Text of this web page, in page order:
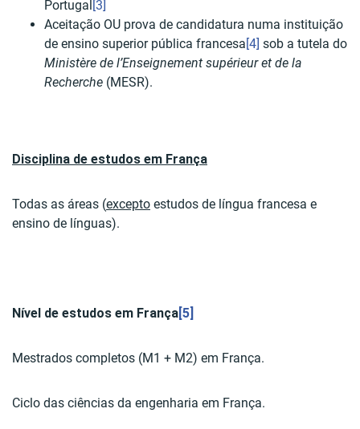
Portugal [3]
Aceitação OU prova de candidatura numa instituição
de ensino superior pública francesa [4] sob a tutela do
Ministère de l’Enseignement supérieur et de la
Recherche (MESR).
Disciplina de estudos em França
Todas as áreas (excepto estudos de língua francesa e
ensino de línguas).
Nível de estudos em França [5]
Mestrados completos (M1 + M2) em França.
Ciclo das ciências da engenharia em França.